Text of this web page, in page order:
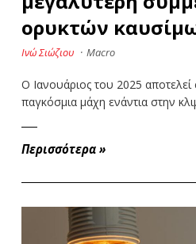
ορυκτών
Ινώ Σιώζιου · Macro
Ο Ιανουάριος του 2025 αποτελεί
παγκόσμια μάχη ενάντια στην
Περισσότερα »